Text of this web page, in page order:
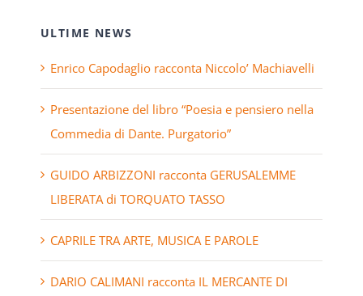
ULTIME NEWS
Enrico Capodaglio racconta Niccolo’ Machiavelli
Presentazione del libro “Poesia e pensiero nella
Commedia di Dante. Purgatorio”
GUIDO ARBIZZONI racconta GERUSALEMME
LIBERATA di TORQUATO TASSO
CAPRILE TRA ARTE, MUSICA E PAROLE
DARIO CALIMANI racconta IL MERCANTE DI